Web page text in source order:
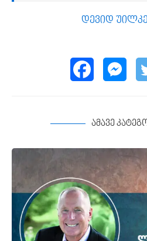
დევიდ
ამავე